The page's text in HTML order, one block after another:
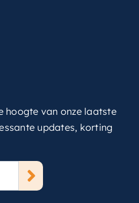
hoogte van onze laatste
updates, korting